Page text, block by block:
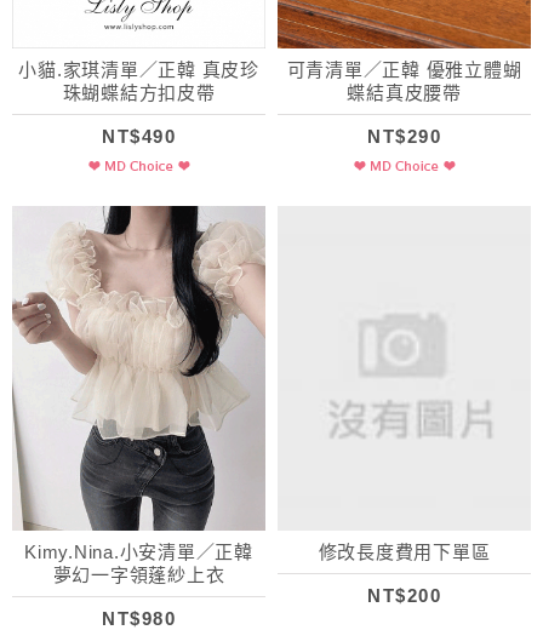
小貓.家琪清單／正韓 真皮珍
珠蝴蝶結方扣皮帶
NT$490
可青清單／正韓 優雅立體蝴
蝶結真皮腰帶
NT$290
Kimy.Nina.小安清單／正韓
夢幻一字領蓬紗上衣
NT$980
修改長度費用下單區
NT$200